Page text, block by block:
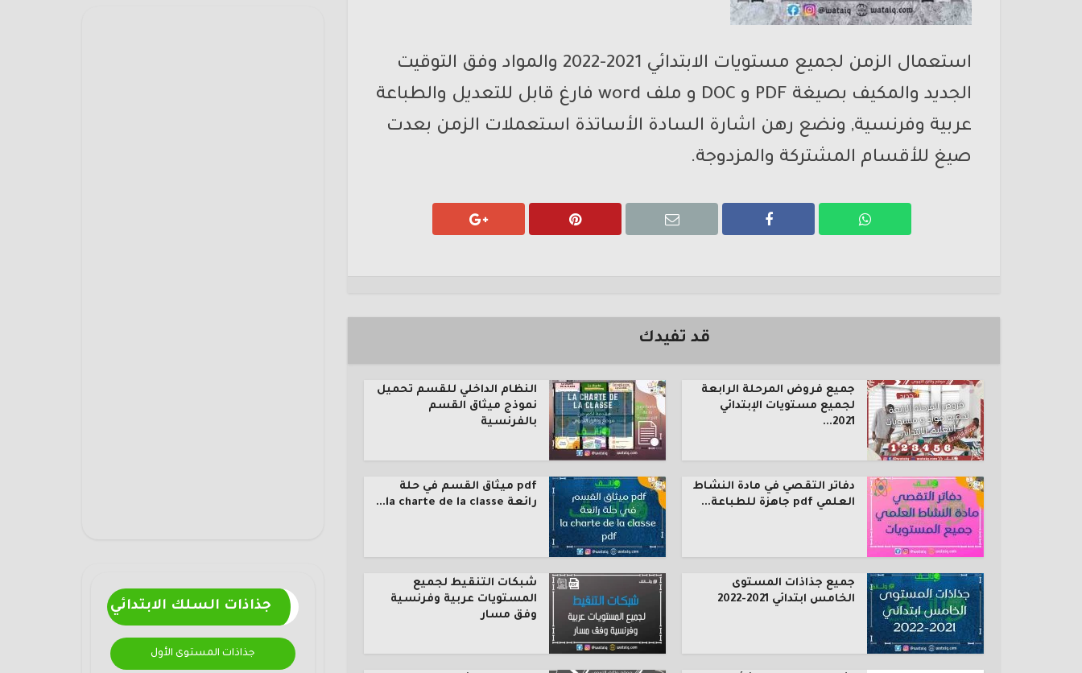
جذاذات السلك الابتدائي
جذاذات المستوى الأول
استعمال الزمن لجميع مستويات الابتدائي 2021-2022 والمواد وفق التوقيت
الجديد والمكيف بصيغة PDF و DOC و ملف word فارغ قابل للتعديل والطباعة
عربية وفرنسية, ونضع رهن اشارة السادة الأساتذة استعملات الزمن بعدت
صيغ للأقسام المشتركة والمزدوجة.
قد تفيدك
جميع فروض المرحلة الرابعة
لجميع مستويات الإبتدائي
2021...
النظام الداخلي للقسم تحميل
نموذج ميثاق القسم
بالفرنسية
دفاتر التقصي في مادة النشاط
العلمي pdf جاهزة للطباعة...
pdf ميثاق القسم في حلة
رائعة la charte de la classe...
جميع جذاذات المستوى
الخامس ابتدائي 2021-2022
شبكات التنقيط لجميع
المستويات عربية وفرنسية
وفق مسار